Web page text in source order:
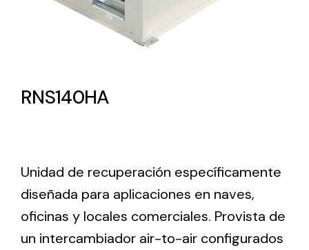
Lighting and Electrical
material for each project and need
Ventilación
Amplia gama de ventiladores y equipos de
RNS140HA
Unidad de recuperación específicamente
diseñada para aplicaciones en naves,
oficinas y locales comerciales. Provista de
un intercambiador air-to-air configurados